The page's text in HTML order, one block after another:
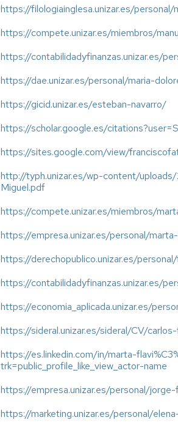
https://filologiainglesa.unizar.es/
https://compete.unizar.es/miembros/
https://contabilidadyfinanzas.unizar.es/
https://dae.unizar.es/personal/maria-
https://gicid.unizar.es/esteban-navarro/
https://scholar.google.es/
https://sites.google.com/view/
http://typh.unizar.es/wp-content/
Miguel.pdf
https://compete.unizar.es/miembros/
https://empresa.unizar.es/personal/
https://derechopublico.unizar.es/
https://contabilidadyfinanzas.unizar.es/
https://economia_aplicada.unizar.es/
https://sideral.unizar.es/sideral/CV/
https://es.linkedin.com/in/marta-
trk=public_profile_like_view_actor-name
https://empresa.unizar.es/personal/
https://marketing.unizar.es/personal/